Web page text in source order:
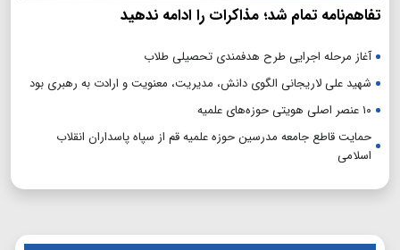
تفاهم‌نامه تمام شد؛ مذاکرات را ادامه ندهید
آغاز مرحله اجرایی طرح هدفمندی تحصیلی طلاب
شهید علی لاریجانی الگوی دانش، مدیریت، معنویت و ارادت به رهبری بود
۱۰ عنصر اصلی هویتی حوزه‌های علمیه
حمایت قاطع جامعه مدرسین حوزه علمیه قم از سپاه پاسداران انقلاب
اسلامی